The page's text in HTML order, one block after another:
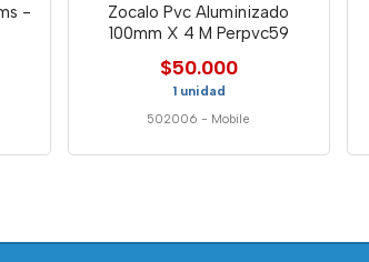
-
Zocalo Pvc Aluminizado
100mm X 4 M Perpvc59
$50.000
1 unidad
502006 - Mobile